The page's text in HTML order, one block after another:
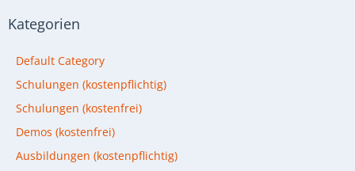
Kategorien
Default Category
Schulungen (kostenpflichtig)
Schulungen (kostenfrei)
Demos (kostenfrei)
Ausbildungen (kostenpflichtig)